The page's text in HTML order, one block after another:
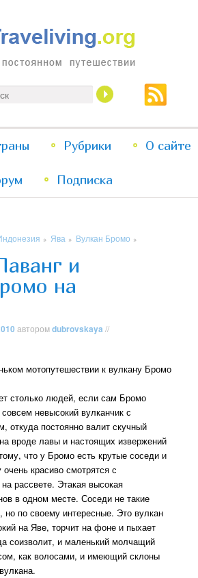
Перейти
к
Перейти
к
Рубрики О сайте
Подписка
» Ява » Вулкан Бромо »
и
на
авторомdubrovskaya //
мотопутешествии к вулкану Бромо
столько людей, если сам Бромо
невысокий вулканчик с
откуда постоянно валит скучный
вроде лавы и настоящих извержений
что у Бромо есть крутые соседи и
красиво смотрятся с
рассвете. Этакая высокая
в одном месте. Соседи не такие
по своему интересные. Это вулкан
на Яве, торчит на фоне и пыхает
соизволит, и маленький молчащий
как волосами, и имеющий склоны